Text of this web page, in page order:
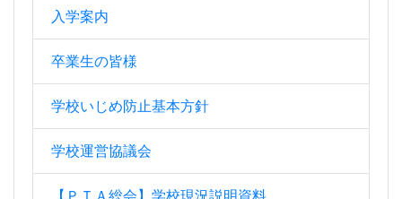
入学案内
卒業生の皆様
学校いじめ防止基本方針
学校運営協議会
【ＰＴＡ総会】学校現況説明資料